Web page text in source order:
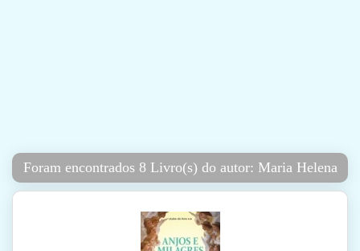
Foram encontrados 8 Livro(s) do autor: Maria Helena